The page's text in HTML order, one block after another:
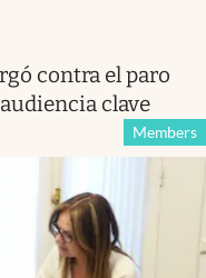
contra el paro
clave
Members